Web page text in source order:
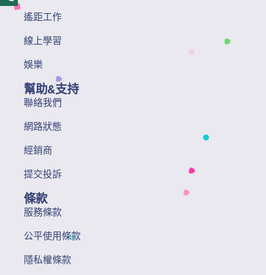
遙距工作
線上學習
娛樂
幫助&支持
聯絡我們
網路狀態
經銷商
提交投訴
條款
服務條款
公平使用條款
隱私權條款